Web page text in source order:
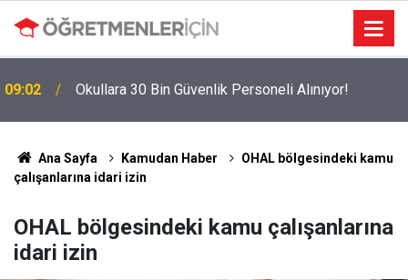
19:01
Öncelik Hangi Alanın Oldu?
Ana Sayfa Kamudan Haber
OHAL bölgesindeki kamu
çalışanlarına idari izin
OHAL bölgesindeki kamu çalışanlarına
idari izin